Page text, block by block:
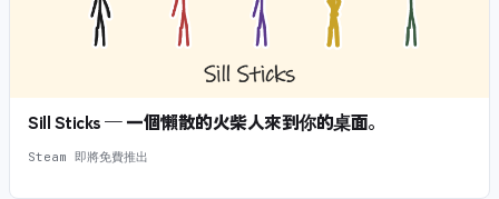
Sill Sticks — 一個懶散的火柴人來到你的桌面。
Steam 即將免費推出